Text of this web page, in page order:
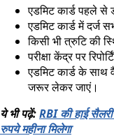
एडमिट कार्ड पहले
एडमिट कार्ड में दर्ज
किसी भी त्रुटि की
परीक्षा केंद्र पर
एडमिट कार्ड के साथ
जरूर लेकर जाएं।
ये भी पढ़ें:RBI की हाई
रुपये महीना मिलेगा